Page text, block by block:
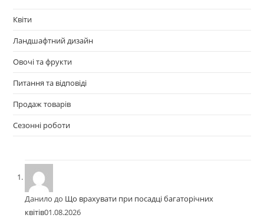
Квіти
Ландшафтний дизайн
Овочі та фрукти
Питання та відповіді
Продаж товарів
Сезонні роботи
Данило до Що врахувати при посадці багаторічних
квітів01.08.2026